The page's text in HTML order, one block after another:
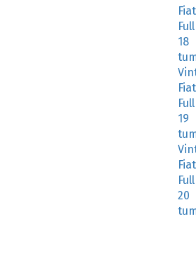
18
tum
Fiat
19
tum
Fiat
20
tum